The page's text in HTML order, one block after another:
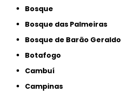
Bosque
Bosque das Palmeiras
Bosque de Barão Geraldo
Botafogo
Cambuí
Campinas